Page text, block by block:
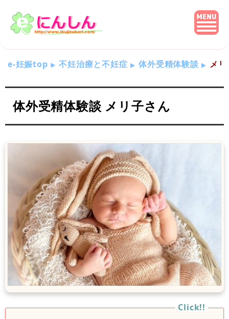
e-妊娠top 不妊治療と不妊症 体外受精体験談 メ
体外受精体験談 メリ子さん